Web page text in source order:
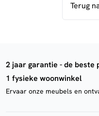
Terug
2 jaar garantie - de beste
1 fysieke woonwinkel
Ervaar onze meubels en